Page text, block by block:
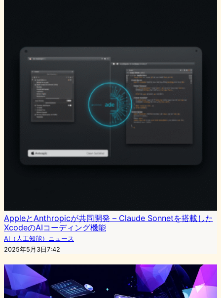
AppleとAnthropicが共同開発 – Claude Sonnetを搭載した
XcodeのAIコーディング機能
AI（人工知能）ニュース
2025年5月3日7:42